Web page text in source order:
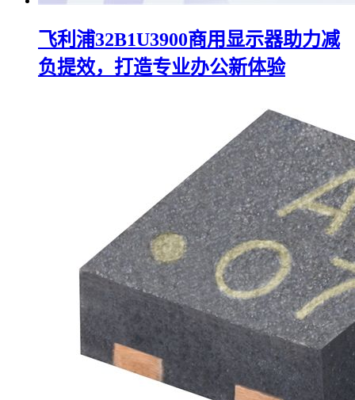
飞利浦32B1U3900商用显示器助力减
负提效，打造专业办公新体验